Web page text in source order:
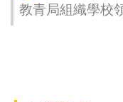
教青局組織學校